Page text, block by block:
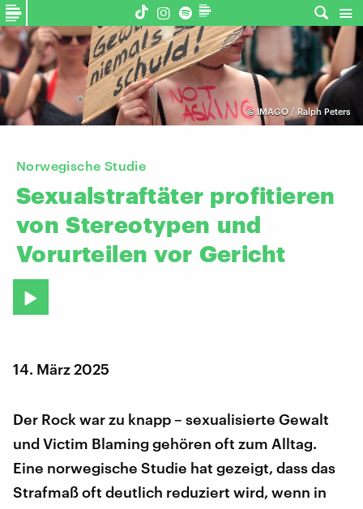
©IMAGO / Ralph Peters
Norwegische Studie
Sexualstraftäter profitieren
von Stereotypen und
Vorurteilen vor Gericht
14. März 2025
Der Rock war zu knapp – sexualisierte Gewalt
und Victim Blaming gehören oft zum Alltag.
Eine norwegische Studie hat gezeigt, dass das
Strafmaß oft deutlich reduziert wird, wenn in